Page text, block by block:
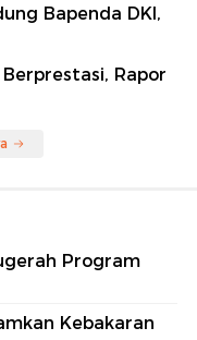
Bapenda DKI,
Rapor
Program
Kebakaran